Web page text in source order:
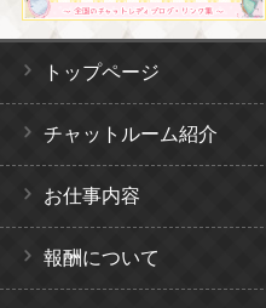
トップページ
チャットルーム紹介
お仕事内容
報酬について